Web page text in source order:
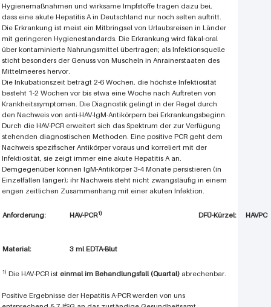
Hygienemaßnahmen und wirksame Impfstoffe tragen dazu bei,
dass eine akute Hepatitis A in Deutschland nur noch selten auftritt.
Die Erkrankung ist meist ein Mitbringsel von Urlaubsreisen in Länder
mit geringeren Hygienestandards. Die Erkrankung wird fäkal-oral
über kontaminierte Nahrungsmittel übertragen; als Infektionsquelle
sticht besonders der Genuss von Muscheln in Anrainerstaaten des
Mittelmeeres hervor.
Die Inkubationszeit beträgt 2-6 Wochen, die höchste Infektiosität
besteht 1-2 Wochen vor bis etwa eine Woche nach Auftreten von
Krankheitssymptomen. Die Diagnostik gelingt in der Regel durch
den Nachweis von anti-HAV-IgM-Antikörpern bei Erkrankungsbeginn.
Durch die HAV-PCR erweitert sich das Spektrum der zur Verfügung
stehenden diagnostischen Methoden. Eine positive PCR geht dem
Nachweis spezifischer Antikörper voraus und korreliert mit der
Infektiosität, sie zeigt immer eine akute Hepatitis A an.
Demgegenüber können IgM-Antikörper 3-4 Monate persistieren (in
Einzelfällen länger); ihr Nachweis steht nicht zwangsläufig in einem
engen zeitlichen Zusammenhang mit einer akuten Infektion.
Anforderung: HAV-PCR1) DFÜ-Kürzel: HAVPC
Material: 3 ml EDTA-Blut
1) Die HAV-PCR ist einmal im Behandlungsfall (Quartal) abrechenbar.
Positive Ergebnisse der Hepatitis A-PCR werden von uns